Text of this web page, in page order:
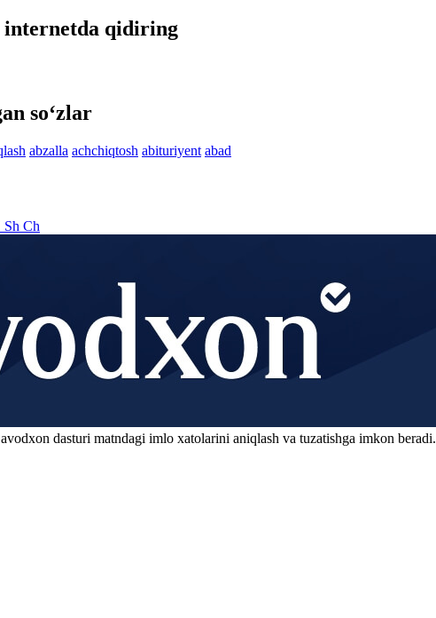
internetda qidiring
so‘zlar
abzalla achchiqtosh abituriyent abad
Sh Ch
dasturi matndagi imlo xatolarini aniqlash va tuzatishga imkon beradi.